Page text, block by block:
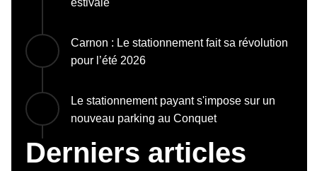
Carnon : Le stationnement fait sa révolution
pour l’été 2026
Le stationnement payant s'impose sur un
nouveau parking au Conquet
Derniers articles